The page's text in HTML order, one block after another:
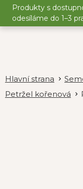
Přejít
obsah
Produkty s
odesíláme do 1–3
Petržel kořenová